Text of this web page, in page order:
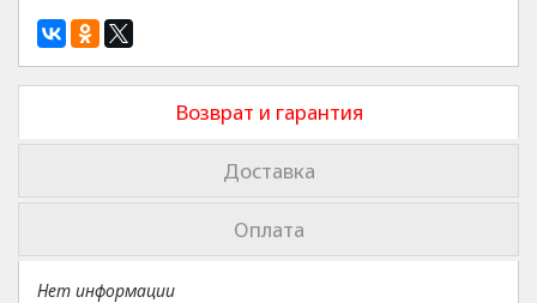
Возврат и гарантия
Доставка
Оплата
Нет информации